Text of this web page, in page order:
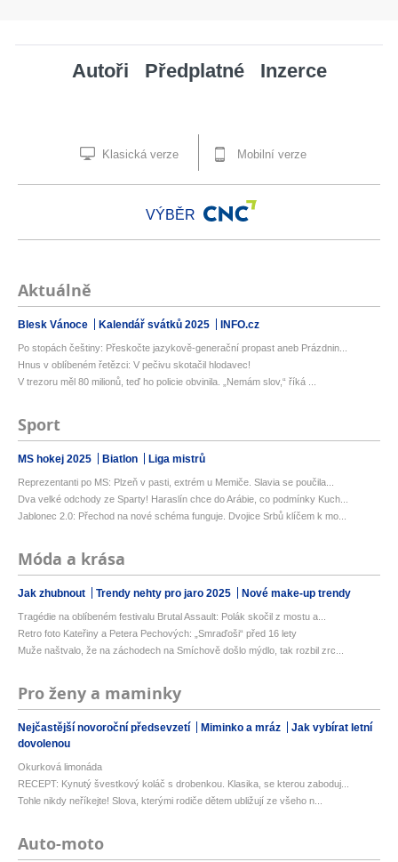
Autoři Předplatné Inzerce
Klasická verze Mobilní verze
VÝBĚR
Aktuálně
Blesk Vánoce Kalendář svátků 2025 INFO.cz
Po stopách češtiny: Přeskočte jazykově-generační propast aneb Prázdnin...
Hnus v oblíbeném řetězci: V pečivu skotačil hlodavec!
V trezoru měl 80 milionů, teď ho policie obvinila. „Nemám slov,“ říká ...
Sport
MS hokej 2025 Biatlon Liga mistrů
Reprezentanti po MS: Plzeň v pasti, extrém u Memiče. Slavia se poučila...
Dva velké odchody ze Sparty! Haraslín chce do Arábie, co podmínky Kuch...
Jablonec 2.0: Přechod na nové schéma funguje. Dvojice Srbů klíčem k mo...
Móda a krása
Jak zhubnout Trendy nehty pro jaro 2025 Nové make-up trendy
Tragédie na oblíbeném festivalu Brutal Assault: Polák skočil z mostu a...
Retro foto Kateřiny a Petera Pechových: „Smraďoši“ před 16 lety
Muže naštvalo, že na záchodech na Smíchově došlo mýdlo, tak rozbil zrc...
Pro ženy a maminky
Nejčastější novoroční předsevzetí Miminko a mráz
Jak vybírat letní
dovolenou
Okurková limonáda
RECEPT: Kynutý švestkový koláč s drobenkou. Klasika, se kterou zaboduj...
Tohle nikdy neříkejte! Slova, kterými rodiče dětem ubližují ze všeho n...
Auto-moto